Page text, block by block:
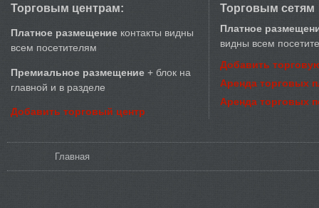
Торговым центрам:
Платное размещение контакты видны
всем посетителям
Премиальное размещение + блок на
главной и в разделе
Добавить торговый центр
Торговым сетям
Платное
видны всем
Добавить
Аренда торговых
Аренда торговых
Главная